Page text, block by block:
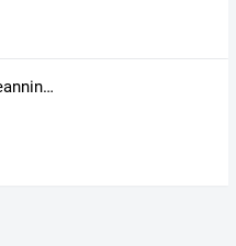
La Cuisine de Jeannine et Bernard